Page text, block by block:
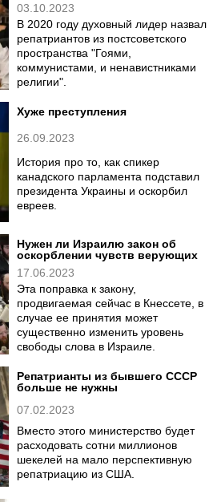
03.10.2023
В 2020 году духовный лидер назвал
репатриантов из постсоветского
пространства "Гоями,
коммунистами, и ненавистниками
религии".
Хуже преступления
26.09.2023
История про то, как спикер
канадского парламента подставил
президента Украины и оскорбил
евреев.
Нужен ли Израилю закон об
оскорблении чувств верующих
17.06.2023
Эта поправка к закону,
продвигаемая сейчас в Кнессете, в
случае ее принятия может
существенно изменить уровень
свободы слова в Израиле.
Репатрианты из бывшего СССР
больше не нужны
07.02.2023
Вместо этого министерство будет
расходовать сотни миллионов
шекелей на мало перспективную
репатриацию из США.